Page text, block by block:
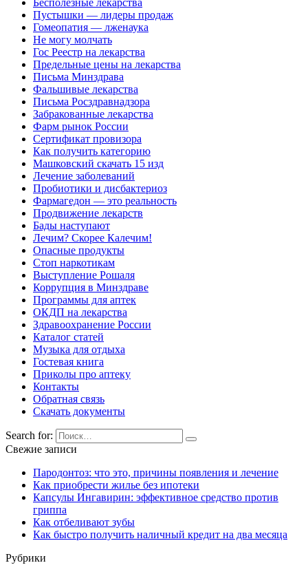
Пустышки — лидеры продаж
Гомеопатия — лженаука
Не могу молчать
Гос Реестр на лекарства
Предельные цены на лекарства
Письма Минздрава
Фальшивые лекарства
Письма Росздравнадзора
Забракованные лекарства
Фарм рынок России
Сертификат провизора
Как получить категорию
Машковский скачать 15 изд
Лечение заболеваний
Пробиотики и дисбактериоз
Фармагедон — это реальность
Продвижение лекарств
Бады наступают
Лечим? Скорее Калечим!
Опасные продукты
Стоп наркотикам
Выступление Рошаля
Коррупция в Минздраве
Программы для аптек
ОКДП на лекарства
Здравоохранение России
Каталог статей
Музыка для отдыха
Гостевая книга
Приколы про аптеку
Контакты
Обратная связь
Скачать документы
Search for:
Свежие записи
Пародонтоз: что это, причины появления и лечение
Как приобрести жилье без ипотеки
Капсулы Ингавирин: эффективное средство против
гриппа
Как отбеливают зубы
Как быстро получить наличный кредит на два месяца
Рубрики